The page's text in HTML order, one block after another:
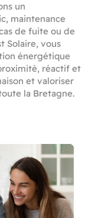
un
maintenance
de fuite ou de
Solaire, vous
énergétique
réactif et
et valoriser
la Bretagne.